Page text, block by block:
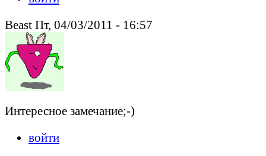
Beast Пт, 04/03/2011 - 16:57
Интересное замечание;-)
войти